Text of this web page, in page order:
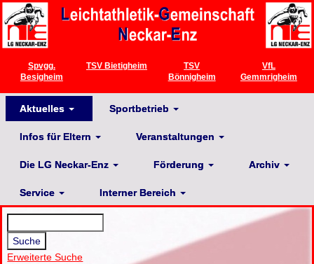
Spvgg.
Besigheim
TSV Bietigheim
TSV
Bönnigheim
VfL
Gemmrigheim
Aktuelles Sportbetrieb
Infos für Eltern Veranstaltungen
Die LG Neckar-Enz Förderung Archiv
Service Interner Bereich
Erweiterte Suche